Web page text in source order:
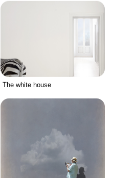
The white house